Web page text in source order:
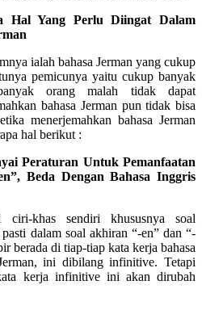
Hal Yang Perlu Diingat Dalam
ialah bahasa Jerman yang cukup
pemicunya yaitu cukup banyak
orang malah tidak dapat
bahasa Jerman pun tidak bisa
menerjemahkan bahasa Jerman
hal berikut :
Peraturan Untuk Pemanfaatan
Beda Dengan Bahasa Inggris
ciri-khas sendiri khususnya soal
dalam soal akhiran “-en” dan “-
berada di tiap-tiap kata kerja bahasa
ini dibilang infinitive. Tetapi
kerja infinitive ini akan dirubah